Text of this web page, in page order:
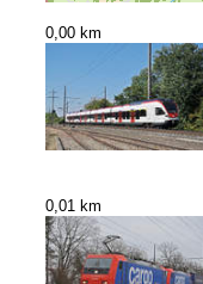
0,00 km
0,01 km